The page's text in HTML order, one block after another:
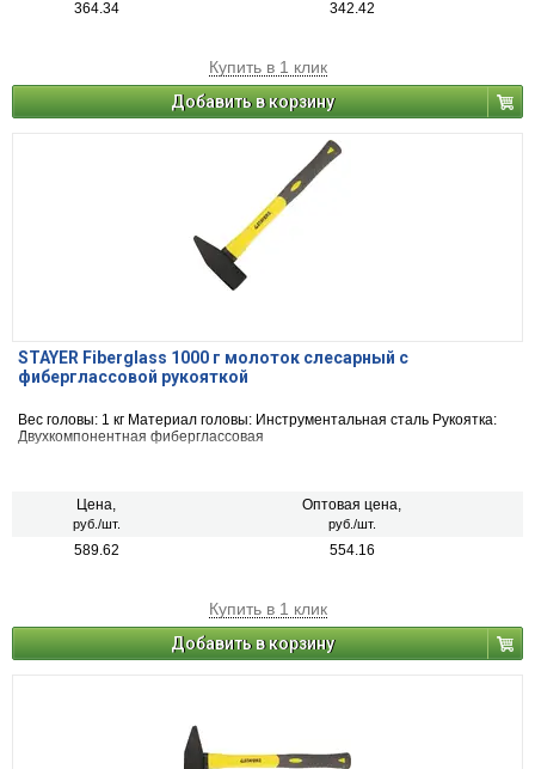
364.34 342.42
Купить в 1 клик
Добавить в корзину
STAYER Fiberglass 1000 г молоток слесарный с
фиберглассовой рукояткой
Вес головы: 1 кг Материал головы: Инструментальная сталь Рукоятка:
Двухкомпонентная фиберглассовая
Цена,
руб./шт.
Оптовая цена,
руб./шт.
589.62 554.16
Купить в 1 клик
Добавить в корзину